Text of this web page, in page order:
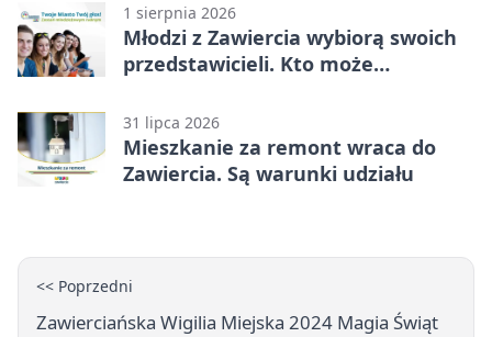
1 sierpnia 2026
Młodzi z Zawiercia wybiorą swoich
przedstawicieli. Kto może
31 lipca 2026
Mieszkanie za remont wraca do
Zawiercia. Są warunki udziału
<< Poprzedni
Zawierciańska Wigilia Miejska 2024 Magia Świąt